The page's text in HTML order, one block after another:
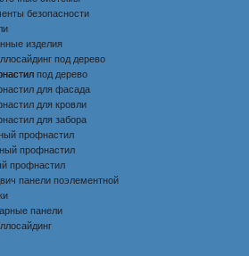
безопасности
изделия
под дерево
под дерево
для фасада
для кровли
для забора
профнастил
профнастил
профнастил
панели поэлементной
панели